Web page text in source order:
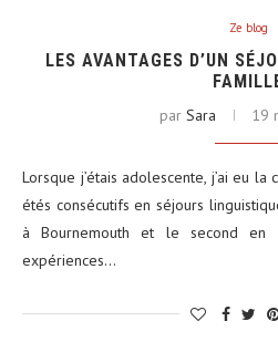
Ze blog
LES AVANTAGES D’UN
par Sara 19
Lorsque j’étais adolescente, j’ai eu
étés consécutifs en séjours
à Bournemouth et le second en
expériences…